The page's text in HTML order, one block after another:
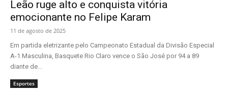
Leão ruge alto e conquista vitória
emocionante no Felipe Karam
11 de agosto de 2025
Em partida eletrizante pelo Campeonato Estadual da Divisão Especial
A-1 Masculina, Basquete Rio Claro vence o São José por 94 a 89
diante de...
Esportes